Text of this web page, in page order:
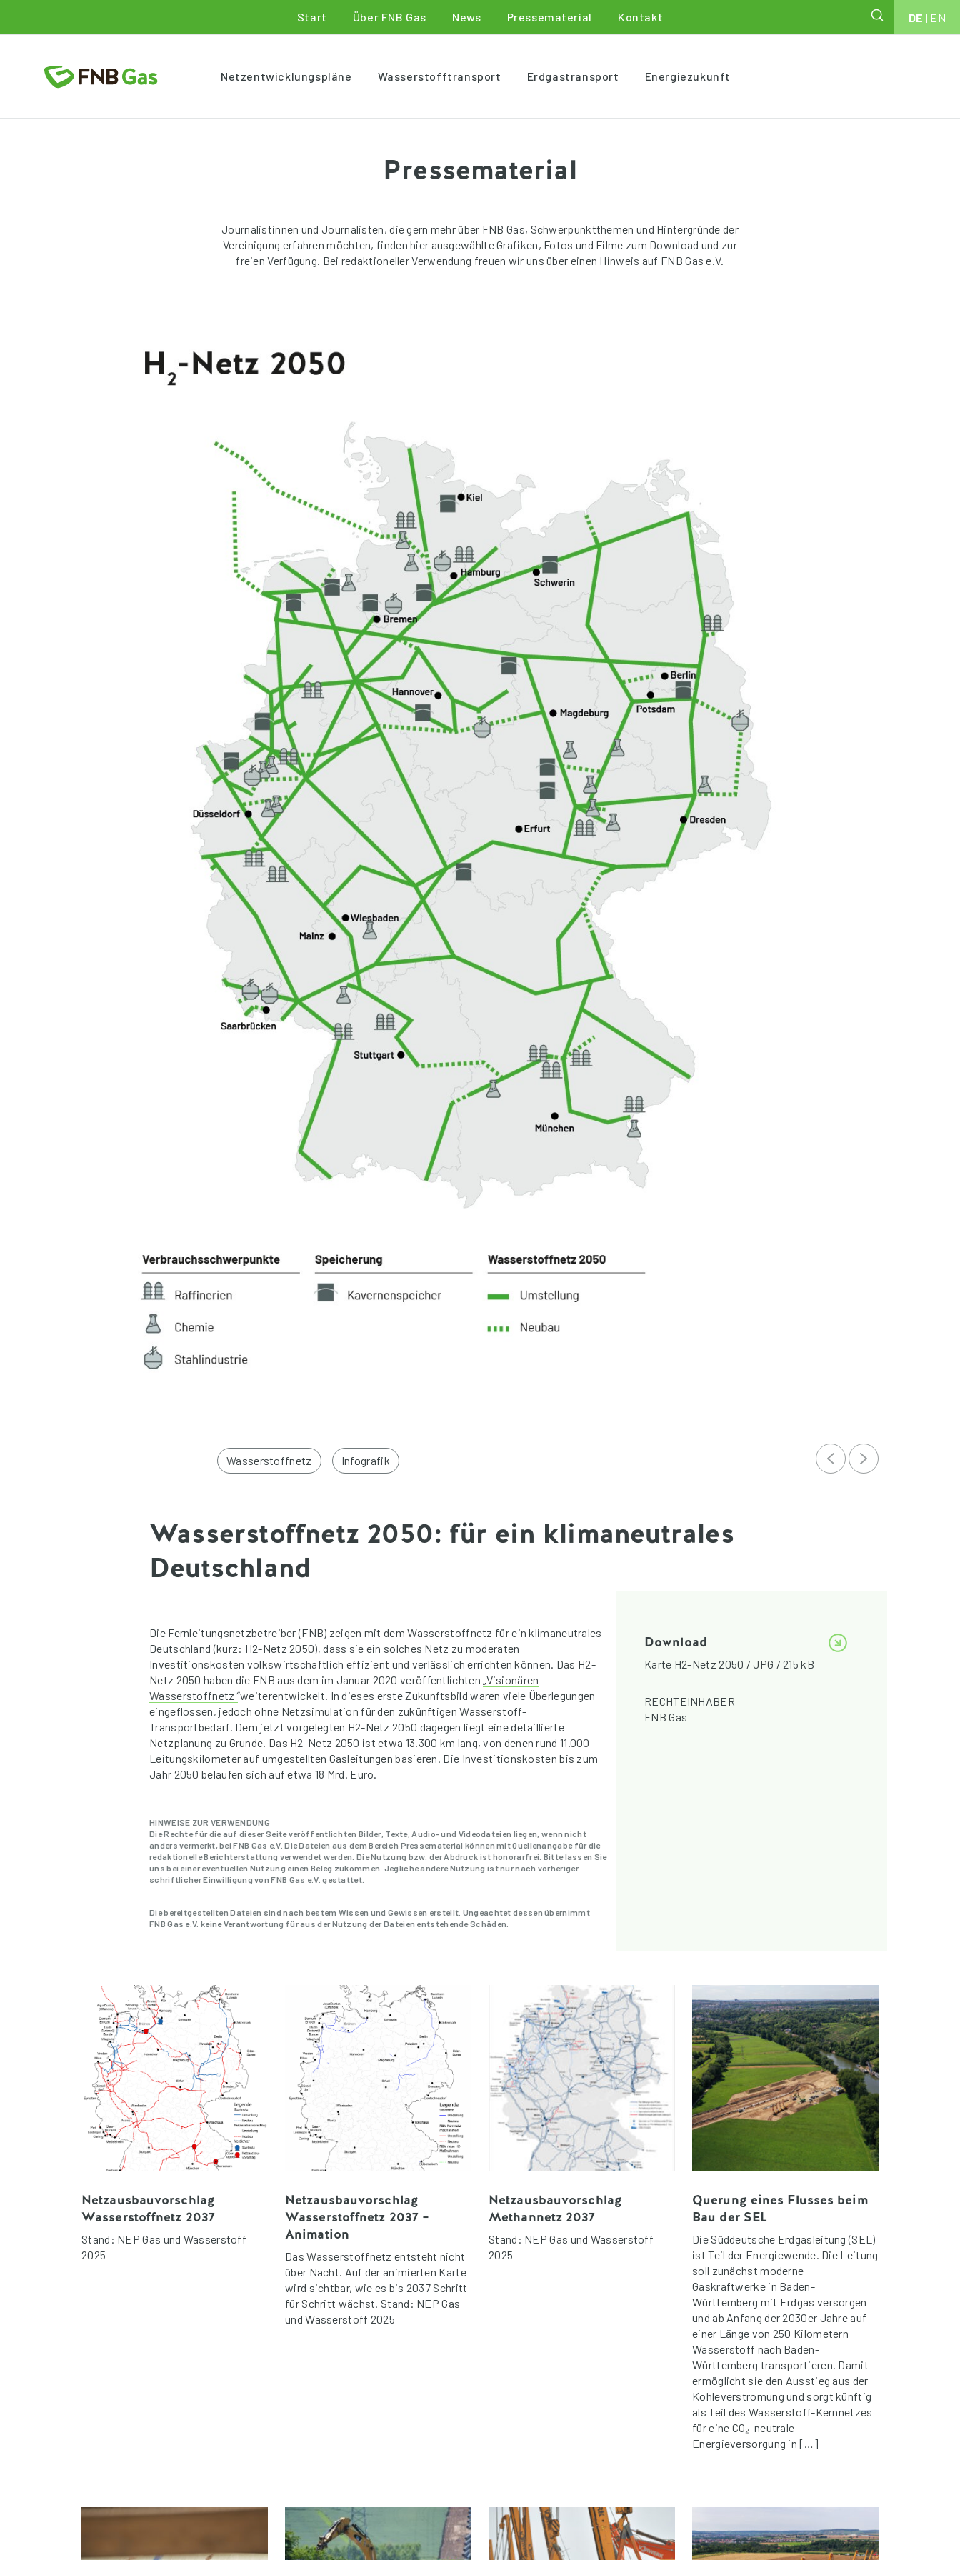
Start Über FNB Gas News Pressematerial Kontakt DE | EN
Netzentwicklungspläne Wasserstofftransport Erdgastransport Energiezukunft
Pressematerial
Journalistinnen und Journalisten, die gern mehr über FNB Gas, Schwerpunktthemen und Hintergründe der
Vereinigung erfahren möchten, finden hier ausgewählte Grafiken, Fotos und Filme zum Download und zur
freien Verfügung. Bei redaktioneller Verwendung freuen wir uns über einen Hinweis auf FNB Gas e.V.
Wasserstoffnetz Infografik
Wasserstoffnetz 2050: für ein klimaneutrales
Deutschland
Die Fernleitungsnetzbetreiber (FNB) zeigen mit dem Wasserstoffnetz für ein klimaneutrales
Deutschland (kurz: H2-Netz 2050), dass sie ein solches Netz zu moderaten
Investitionskosten volkswirtschaftlich effizient und verlässlich errichten können. Das H2-
Netz 2050 haben die FNB aus dem im Januar 2020 veröffentlichten „Visionären
Wasserstoffnetz “weiterentwickelt. In dieses erste Zukunftsbild waren viele Überlegungen
eingeflossen, jedoch ohne Netzsimulation für den zukünftigen Wasserstoff-
Transportbedarf. Dem jetzt vorgelegten H2-Netz 2050 dagegen liegt eine detaillierte
Netzplanung zu Grunde. Das H2-Netz 2050 ist etwa 13.300 km lang, von denen rund 11.000
Leitungskilometer auf umgestellten Gasleitungen basieren. Die Investitionskosten bis zum
Jahr 2050 belaufen sich auf etwa 18 Mrd. Euro.
HINWEISE ZUR VERWENDUNG
Die Rechte für die auf dieser Seite veröffentlichten Bilder, Texte, Audio- und Videodateien liegen, wenn nicht
anders vermerkt, bei FNB Gas e.V. Die Dateien aus dem Bereich Pressematerial können mit Quellenangabe für die
redaktionelle Berichterstattung verwendet werden. Die Nutzung bzw. der Abdruck ist honorarfrei. Bitte lassen Sie
uns bei einer eventuellen Nutzung einen Beleg zukommen. Jegliche andere Nutzung ist nur nach vorheriger
schriftlicher Einwilligung von FNB Gas e.V. gestattet.
Die bereitgestellten Dateien sind nach bestem Wissen und Gewissen erstellt. Ungeachtet dessen übernimmt
FNB Gas e.V. keine Verantwortung für aus der Nutzung der Dateien entstehende Schäden.
Download
Karte H2-Netz 2050 / JPG / 215 kB
RECHTEINHABER
FNB Gas
Netzausbauvorschlag
Wasserstoffnetz 2037
Stand: NEP Gas und Wasserstoff
2025
Netzausbauvorschlag
Wasserstoffnetz 2037 –
Animation
Das Wasserstoffnetz entsteht nicht
über Nacht. Auf der animierten Karte
wird sichtbar, wie es bis 2037 Schritt
für Schritt wächst. Stand: NEP Gas
und Wasserstoff 2025
Netzausbauvorschlag
Methannetz 2037
Stand: NEP Gas und Wasserstoff
2025
Querung eines Flusses beim
Bau der SEL
Die Süddeutsche Erdgasleitung (SEL)
ist Teil der Energiewende. Die Leitung
soll zunächst moderne
Gaskraftwerke in Baden-
Württemberg mit Erdgas versorgen
und ab Anfang der 2030er Jahre auf
einer Länge von 250 Kilometern
Wasserstoff nach Baden-
Württemberg transportieren. Damit
ermöglicht sie den Ausstieg aus der
Kohleverstromung und sorgt künftig
als Teil des Wasserstoff-Kernnetzes
für eine CO₂-neutrale
Energieversorgung in […]